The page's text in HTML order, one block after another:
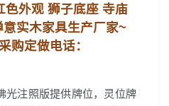
色外观 狮子底座 寺庙
实木家具生产厂家~
购定做电话：
光注照版提供牌位，灵位牌